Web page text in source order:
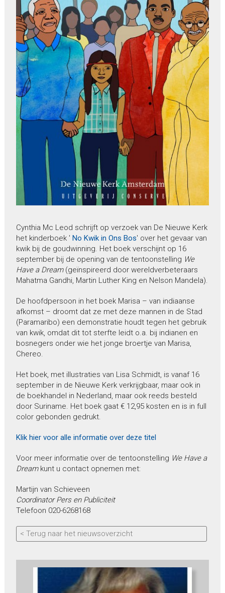
Cynthia Mc Leod schrijft op verzoek van De Nieuwe Kerk
het kinderboek ' No Kwik in Ons Bos' over het gevaar van
kwik bij de goudwinning. Het boek verschijnt op 16
september bij de opening van de tentoonstelling We
Have a Dream(geïnspireerd door wereldverbeteraars
Mahatma Gandhi, Martin Luther King en Nelson Mandela).
De hoofdpersoon in het boek Marisa – van indiaanse
afkomst – droomt dat ze met deze mannen in de Stad
(Paramaribo) een demonstratie houdt tegen het gebruik
van kwik, omdat dit tot sterfte leidt o.a. bij indianen en
bosnegers onder wie het jonge broertje van Marisa,
Chereo.
Het boek, met illustraties van Lisa Schmidt, is vanaf 16
september in de Nieuwe Kerk verkrijgbaar, maar ook in
de boekhandel in Nederland, maar ook reeds besteld
door Suriname. Het boek gaat € 12,95 kosten en is in full
color gebonden gedrukt.
Klik hier voor alle informatie over deze titel
Voor meer informatie over de tentoonstelling We Have a
Dreamkunt u contact opnemen met:
Martijn van Schieveen
Coordinator Pers en Publiciteit
Telefoon 020-6268168
< Terug naar het nieuwsoverzicht